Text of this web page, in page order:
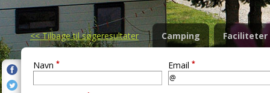
<<Tilbage til søgeresultater Camping Faciliteter
Navn * Email *